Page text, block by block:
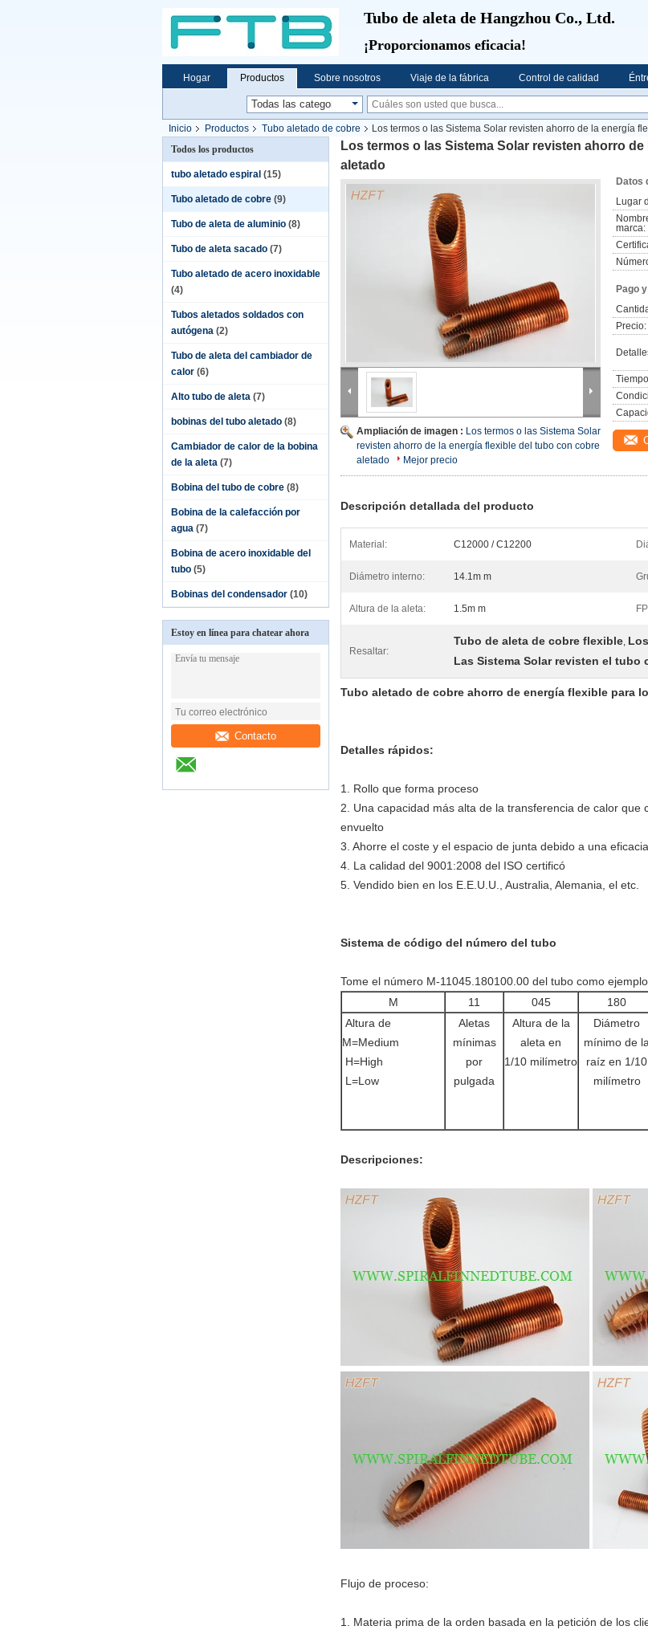
Tubo de aleta de Hangzhou Co., Ltd.
¡Proporcionamos eficacia!
Hogar Productos Sobre nosotros Viaje de la fábrica Control de calidad
Inicio Productos Tubo aletado de cobre
Los termos o las Sistema Solar revisten ahorro de la energía
Todos los productos
tubo aletado espiral (15)
Tubo aletado de cobre (9)
Tubo de aleta de aluminio (8)
Tubo de aleta sacado (7)
Tubo aletado de acero inoxidable
(4)
Tubos aletados soldados con
autógena (2)
Tubo de aleta del cambiador de
calor (6)
Alto tubo de aleta (7)
bobinas del tubo aletado (8)
Cambiador de calor de la bobina
de la aleta (7)
Bobina del tubo de cobre (8)
Bobina de la calefacción por
agua (7)
Bobina de acero inoxidable del
tubo (5)
Bobinas del condensador (10)
Estoy en línea para chatear ahora
Contacto
Los termos o las Sistema Solar revisten ahorro
aletado
Ampliación de imagen : Los termos o las Sistema Solar
revisten ahorro de la energía flexible del tubo con cobre
aletado
Mejor precio
Datos
Lugar
marca:
Pago
Precio:
Descripción detallada del producto
Material: C12000 / C12200
Diámetro interno: 14.1m m
Altura de la aleta: 1.5m m
Resaltar:
Tubo de aleta de cobre flexible,
Las Sistema Solar revisten el tubo
Tubo aletado de cobre ahorro de energía flexible para
Detalles rápidos:
1. Rollo que forma proceso
2. Una capacidad más alta de la transferencia de calor
envuelto
3. Ahorre el coste y el espacio de junta debido a una
4. La calidad del 9001:2008 del ISO certificó
5. Vendido bien en los E.E.U.U., Australia, Alemania, el etc.
Sistema de código del número del tubo
Tome el número M-11045.180100.00 del tubo como ejemplo
M
11 045 180
Altura de
M=Medium
H=High
L=Low
Aletas
mínimas
por
pulgada
Altura de la
aleta en
1/10 milímetro
Diámetro
mínimo de la
raíz en 1/10
milímetro
Descripciones:
Flujo de proceso:
1. Materia prima de la orden basada en la petición de los